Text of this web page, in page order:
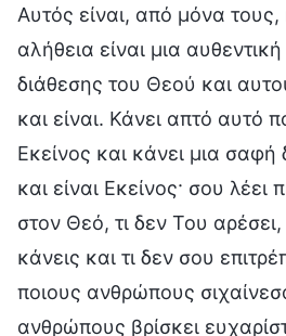
Αυτός είναι, από μόνα τους,
αλήθεια είναι μια
διάθεσης του Θεού και
και είναι. Κάνει απτό αυτό
Εκείνος και κάνει μια σαφή
και είναι Εκείνος· σου λέει
στον Θεό, τι δεν Του αρέσει,
κάνεις και τι δεν σου
ποιους ανθρώπους
ανθρώπους βρίσκει